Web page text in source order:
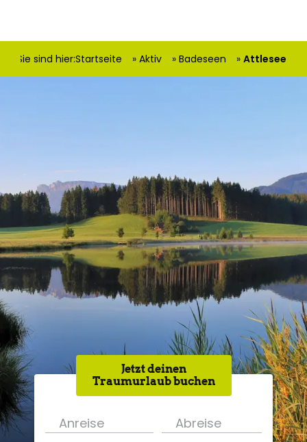
Sie sind hier:Startseite Aktiv Badeseen Attlesee
Jetzt deinen
Traumurlaub buchen